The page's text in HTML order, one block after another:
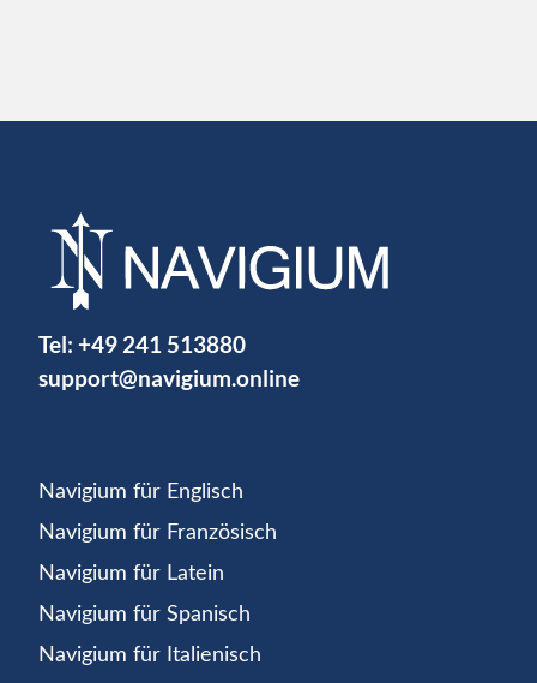
Tel: +49 241 513880
support@navigium.online
Navigium für Englisch
Navigium für Französisch
Navigium für Latein
Navigium für Spanisch
Navigium für Italienisch